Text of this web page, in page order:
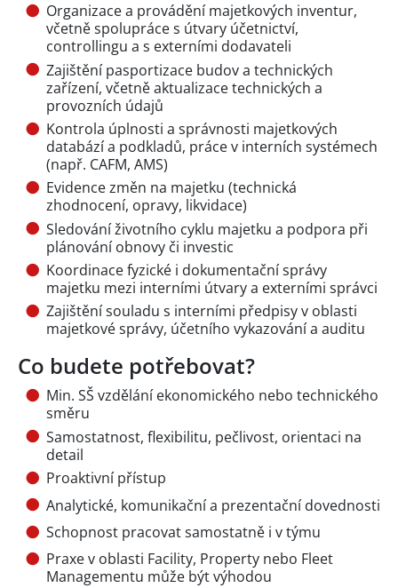
Organizace a provádění majetkových inventur,
včetně spolupráce s útvary účetnictví,
controllingu a s externími dodavateli
Zajištění pasportizace budov a technických
zařízení, včetně aktualizace technických a
provozních údajů
Kontrola úplnosti a správnosti majetkových
databází a podkladů, práce v interních systémech
(např. CAFM, AMS)
Evidence změn na majetku (technická
zhodnocení, opravy, likvidace)
Sledování životního cyklu majetku a podpora při
plánování obnovy či investic
Koordinace fyzické i dokumentační správy
majetku mezi interními útvary a externími správci
Zajištění souladu s interními předpisy v oblasti
majetkové správy, účetního vykazování a auditu
Co budete potřebovat?
Min. SŠ vzdělání ekonomického nebo technického
směru
Samostatnost, flexibilitu, pečlivost, orientaci na
detail
Proaktivní přístup
Analytické, komunikační a prezentační dovednosti
Schopnost pracovat samostatně i v týmu
Praxe v oblasti Facility, Property nebo Fleet
Managementu může být výhodou